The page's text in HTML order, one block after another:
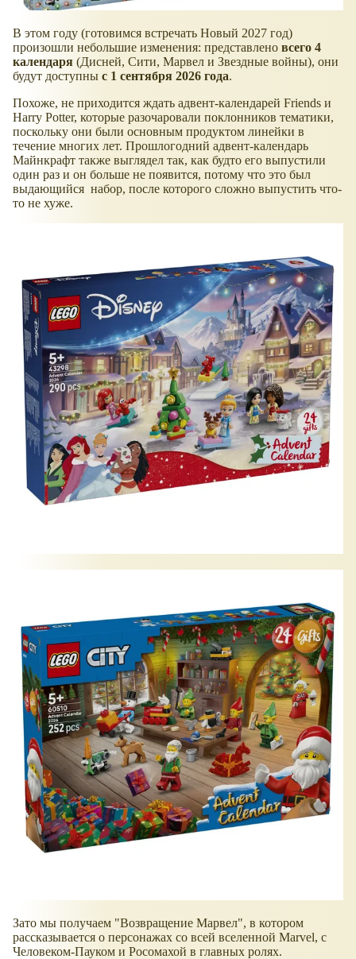
В этом году (готовимся встречать Новый 2027 год)
произошли небольшие изменения: представлено всего 4
календаря (Дисней, Сити, Марвел и Звездные войны), они
будут доступны с 1 сентября 2026 года.
Похоже, не приходится ждать адвент-календарей Friends и
Harry Potter, которые разочаровали поклонников тематики,
поскольку они были основным продуктом линейки в
течение многих лет. Прошлогодний адвент-календарь
Майнкрафт также выглядел так, как будто его выпустили
один раз и он больше не появится, потому что это был
выдающийся набор, после которого сложно выпустить что-
то не хуже.
Зато мы получаем "Возвращение Марвел", в котором
рассказывается о персонажах со всей вселенной Marvel, с
Человеком-Пауком и Росомахой в главных ролях.